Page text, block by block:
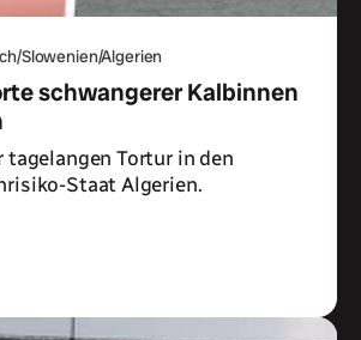
Slowenien/Algerien
schwangerer Kalbinnen
tagelangen Tortur in den
Staat Algerien.